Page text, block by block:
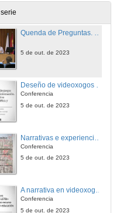
5 de out. de 2023
Deseño de videoxogos contra a desinformación. Unha perspectiva didáctica, estética e narrativa
Conferencia
5 de out. de 2023
Conferencia
5 de out. de 2023
A narrativa en videoxogos LGTBI+ friendly como recurso educativo en educación superior
Conferencia
5 de out. de 2023